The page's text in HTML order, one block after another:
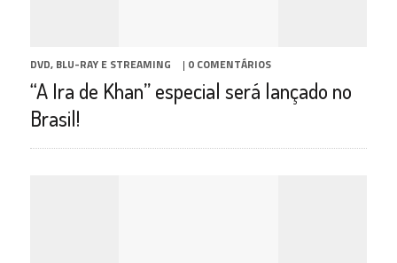
DVD, BLU-RAY E STREAMING | 0 COMENTÁRIOS
“A Ira de Khan” especial será lançado no
Brasil!